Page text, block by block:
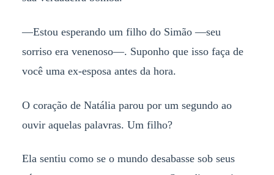
—Estou esperando um filho do Simão —seu
sorriso era venenoso—. Suponho que isso faça de
você uma ex-esposa antes da hora.
O coração de Natália parou por um segundo ao
ouvir aquelas palavras. Um filho?
Ela sentiu como se o mundo desabasse sob seus